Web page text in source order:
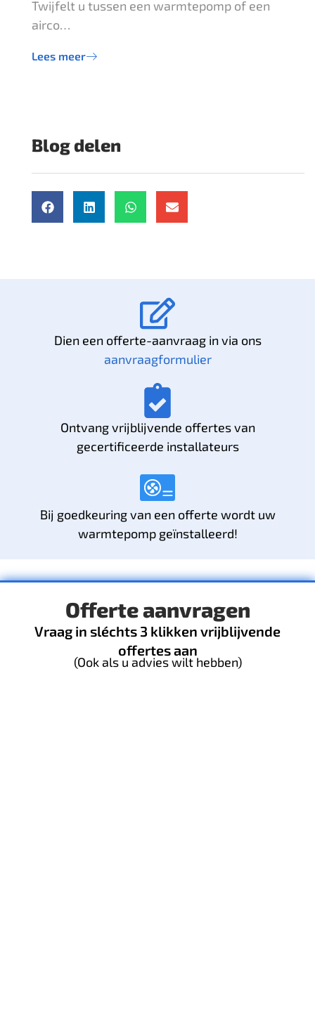
Twijfelt u tussen een warmtepomp of een
airco…
Lees meer
Blog delen
Dien een offerte-aanvraag in via ons
aanvraagformulier
Ontvang vrijblijvende offertes van
gecertificeerde installateurs
Bij goedkeuring van een offerte wordt uw
warmtepomp geïnstalleerd!
Offerte aanvragen
Vraag in sléchts 3 klikken vrijblijvende
offertes aan
(Ook als u advies wilt hebben)